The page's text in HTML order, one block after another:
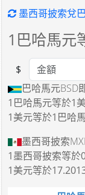
墨西哥披索兌
1 巴哈馬元
Amount
$
巴哈馬元BSD
1巴哈馬元等於1
1美元等於1巴哈
墨西哥披索
1墨西哥披索等於
1美元等於